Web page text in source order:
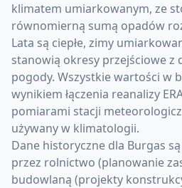
klimatem umiarkowanym, ze
równomierną sumą opadów
Lata są ciepłe, zimy
stanowią okresy przejściowe z
pogody. Wszystkie wartości w
wynikiem łączenia reanalizy
pomiarami stacji
używany w klimatologii.
Dane historyczne dla Burgas
przez rolnictwo (planowanie
budowlaną (projekty